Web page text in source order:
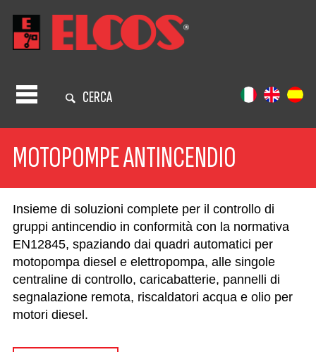
CERCA
MOTOPOMPE ANTINCENDIO
Insieme di soluzioni complete per il controllo di
gruppi antincendio in conformità con la normativa
EN12845, spaziando dai quadri automatici per
motopompa diesel e elettropompa, alle singole
centraline di controllo, caricabatterie, pannelli di
segnalazione remota, riscaldatori acqua e olio per
motori diesel.